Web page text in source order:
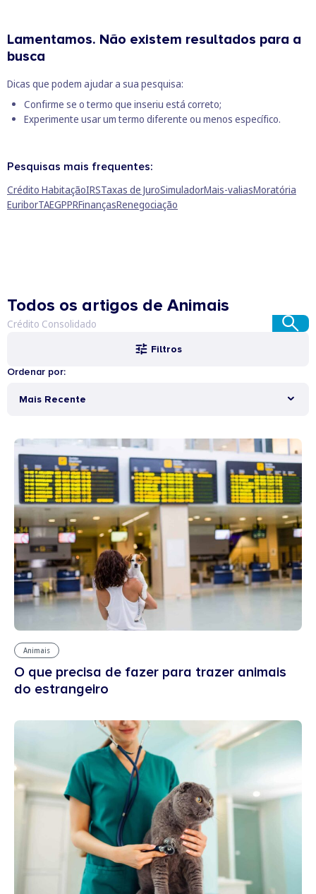
Lamentamos. Não existem resultados para a
busca
Dicas que podem ajudar a sua pesquisa:
Confirme se o termo que inseriu está correto;
Experimente usar um termo diferente ou menos específico.
Pesquisas mais frequentes:
Crédito HabitaçãoIRSTaxas de JuroSimuladorMais-valiasMoratória
EuriborTAEGPPRFinançasRenegociação
Todos os artigos de Animais
Filtros
Ordenar por:
Mais Recente
Animais
O que precisa de fazer para trazer animais
do estrangeiro